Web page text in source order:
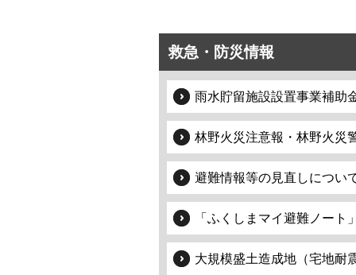
救急・防災情報
雨水貯留施設設置事業補助
林野火災注意報・林野火災
避難情報等の見直しについ
「ふくしまマイ避難ノート
大規模盛土造成地（宅地耐